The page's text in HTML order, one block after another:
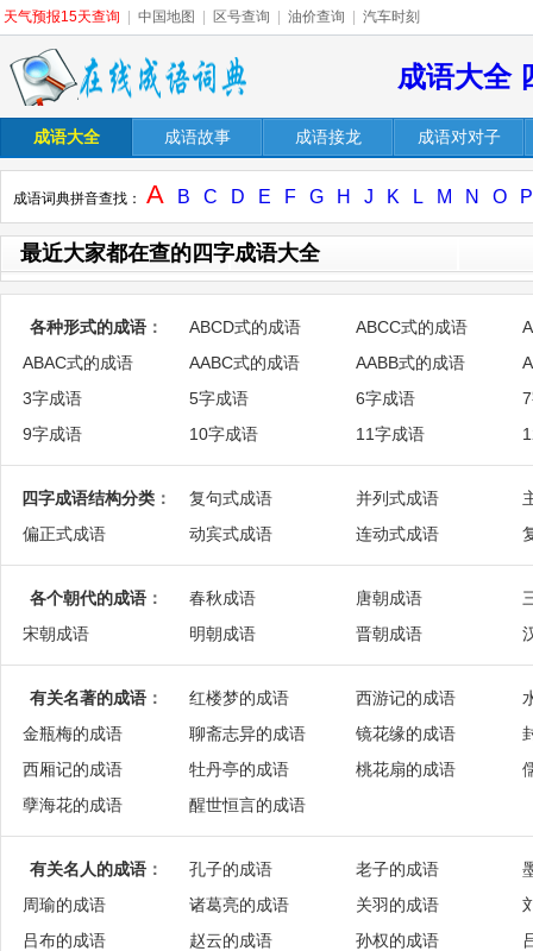
天气预报15天查询 中国地图 区号查询 油价查询 汽车时刻
成语大全
成语大全 成语故事 成语接龙 成语对对子
成语词典拼音查找： A B C D E F G H J K L M N O P
最近大家都在查的四字成语大全
各种形式的成语 ： ABCD式的成语 ABCC式的成语
ABAC式的成语
AABC式的成语 AABB式的成语
3字成语
5字成语 6字成语
9字成语
10字成语 11字成语
四字成语结构分类 ： 复句式成语 并列式成语
偏正式成语
动宾式成语 连动式成语
各个朝代的成语 ： 春秋成语 唐朝成语
宋朝成语
明朝成语 晋朝成语
有关名著的成语 ： 红楼梦的成语 西游记的成语
金瓶梅的成语
聊斋志异的成语 镜花缘的成语
西厢记的成语
牡丹亭的成语 桃花扇的成语
孽海花的成语
醒世恒言的成语
有关名人的成语 ： 孔子的成语 老子的成语
周瑜的成语
诸葛亮的成语 关羽的成语
吕布的成语
赵云的成语 孙权的成语